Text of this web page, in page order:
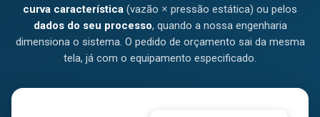
curva característica (vazão × pressão estática) ou pelos
dados do seu processo, quando a nossa engenharia
dimensiona o sistema. O pedido de orçamento sai da mesma
tela, já com o equipamento especificado.